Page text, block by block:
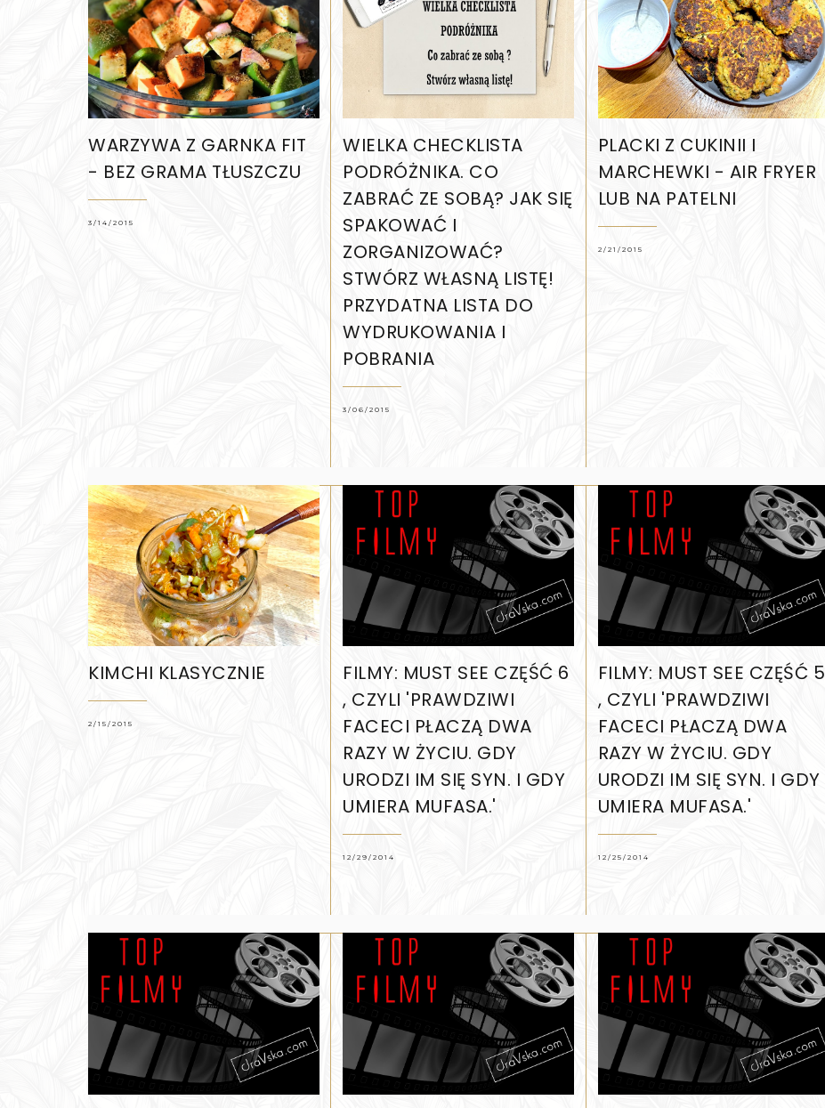
WARZYWA Z GARNKA FIT
- BEZ GRAMA TŁUSZCZU
3/14/2015
WIELKA CHECKLISTA
PODRÓŻNIKA. CO
ZABRAĆ ZE SOBĄ? JAK SIĘ
SPAKOWAĆ I
ZORGANIZOWAĆ?
STWÓRZ WŁASNĄ LISTĘ!
PRZYDATNA LISTA DO
WYDRUKOWANIA I
POBRANIA
3/06/2015
PLACKI Z CUKINII I
MARCHEWKI - AIR FRYER
LUB NA PATELNI
2/21/2015
KIMCHI KLASYCZNIE
2/15/2015
FILMY: MUST SEE CZĘŚĆ 6
, CZYLI 'PRAWDZIWI
FACECI PŁACZĄ DWA
RAZY W ŻYCIU. GDY
URODZI IM SIĘ SYN. I GDY
UMIERA MUFASA.'
12/29/2014
FILMY: MUST SEE CZĘŚĆ 5
, CZYLI 'PRAWDZIWI
FACECI PŁACZĄ DWA
RAZY W ŻYCIU. GDY
URODZI IM SIĘ SYN. I GDY
UMIERA MUFASA.'
12/25/2014